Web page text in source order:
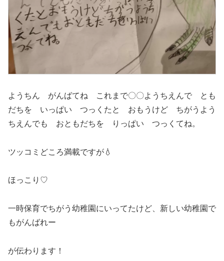
ようちん がんばてね これまで〇〇ようちえんで とも
だちを いっぱい つっくたと おもうけど ちがうよう
ちえんでも おともだちを りっぱい つっくてね。
ツッコミどころ満載ですが💧
ほっこり♡
一時保育でちがう幼稚園にいってたけど、新しい幼稚園で
もがんばれー
が伝わります！